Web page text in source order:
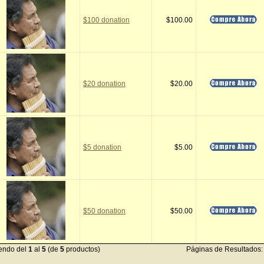
$100 donation $100.00
$20 donation $20.00
$5 donation $5.00
$50 donation $50.00
del 1 al 5 (de 5 productos) Páginas de